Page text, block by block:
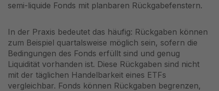
semi-liquide Fonds mit planbaren Rückgabefenstern.
In der Praxis bedeutet das häufig: Rückgaben können
zum Beispiel quartalsweise möglich sein, sofern die
Bedingungen des Fonds erfüllt sind und genug
Liquidität vorhanden ist. Diese Rückgaben sind nicht
mit der täglichen Handelbarkeit eines ETFs
vergleichbar. Fonds können Rückgaben begrenzen,